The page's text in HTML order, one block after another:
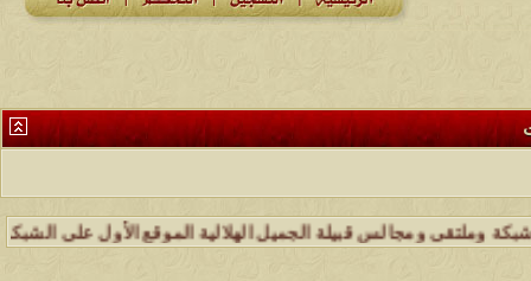
ومجالس قبيلة الجميل الهلالية الموقع الأول على الشبكة